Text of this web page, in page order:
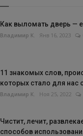
Как выломать дверь —
Владимир К. Янв 16, 2023
11 знакомых слов,
которых стало для нас
Владимир К. Ноя 25, 2022
Чистит, лечит,
способов